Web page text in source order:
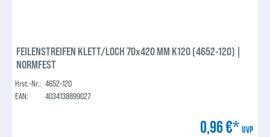
FEILENSTREIFEN KLETT/LOCH 70x420 MM K120 (4652-120) |
NORMFEST
Hrst.-Nr.: 4652-120
EAN:
4034138899027
0,96 €* UVP